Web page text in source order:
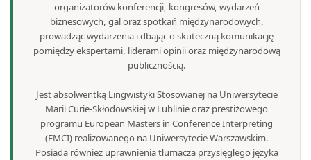
organizatorów konferencji, kongresów, wydarzeń
biznesowych, gal oraz spotkań międzynarodowych,
prowadząc wydarzenia i dbając o skuteczną komunikację
pomiędzy ekspertami, liderami opinii oraz międzynarodową
publicznością.
Jest absolwentką Lingwistyki Stosowanej na Uniwersytecie
Marii Curie-Skłodowskiej w Lublinie oraz prestiżowego
programu European Masters in Conference Interpreting
(EMCI) realizowanego na Uniwersytecie Warszawskim.
Posiada również uprawnienia tłumacza przysięgłego języka